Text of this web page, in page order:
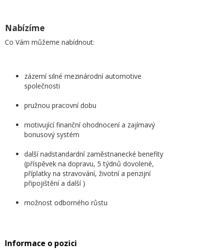
Nabízíme
Co Vám můžeme nabídnout:
zázemí silné mezinárodní automotive
společnosti
pružnou pracovní dobu
motivující finanční ohodnocení a zajímavý
bonusový systém
další nadstandardní zaměstnanecké benefity
(příspěvek na dopravu, 5 týdnů dovolené,
příplatky na stravování, životní a penzijní
připojištění a další )
možnost odborného růstu
Informace o pozici